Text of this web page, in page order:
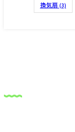
換気扇 (3)